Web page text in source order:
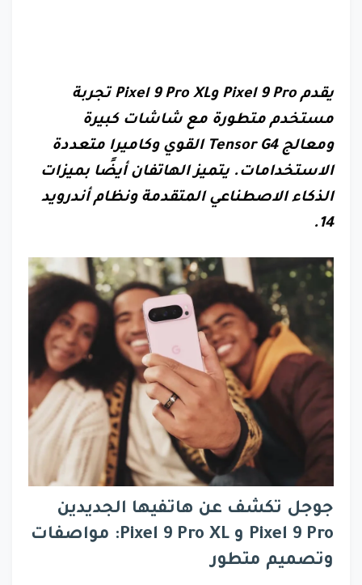
يقدم Pixel 9 Pro وPixel 9 Pro XL تجربة
مستخدم متطورة مع شاشات كبيرة
ومعالج Tensor G4 القوي وكاميرا متعددة
الاستخدامات. يتميز الهاتفان أيضًا بميزات
الذكاء الاصطناعي المتقدمة ونظام أندرويد
14.
جوجل تكشف عن هاتفيها الجديدين
Pixel 9 Pro و Pixel 9 Pro XL: مواصفات
وتصميم متطور